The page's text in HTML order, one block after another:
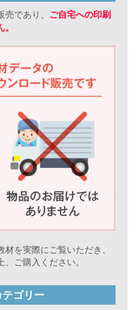
であり、 ご自宅への印刷
材を実際にご覧いただき、
ご購入ください。
ゴリー